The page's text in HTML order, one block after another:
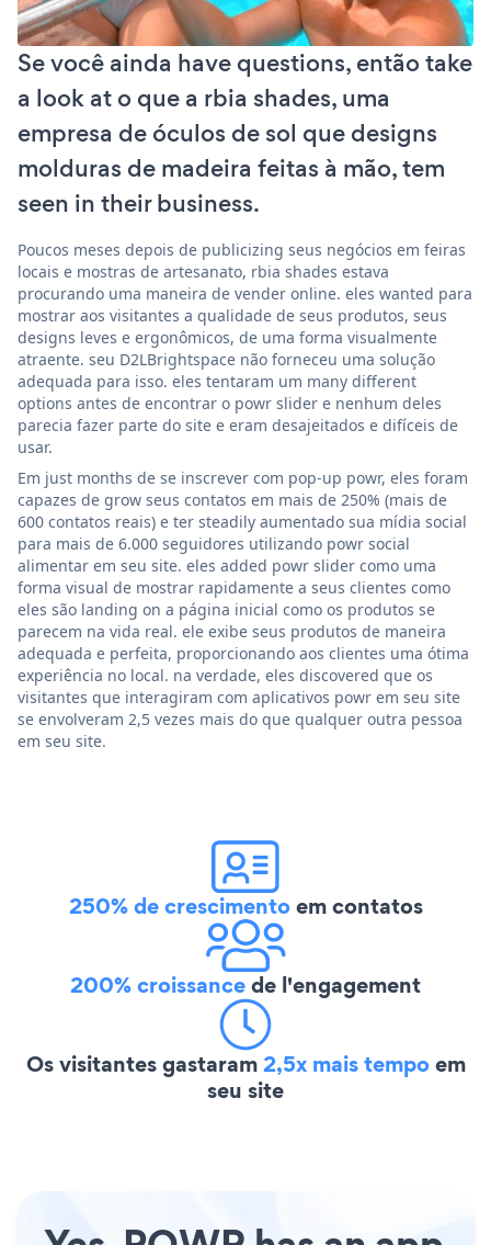
Se você ainda have questions, então take
a look at o que a rbia shades, uma
empresa de óculos de sol que designs
molduras de madeira feitas à mão, tem
seen in their business.
Poucos meses depois de publicizing seus negócios em feiras
locais e mostras de artesanato, rbia shades estava
procurando uma maneira de vender online. eles wanted para
mostrar aos visitantes a qualidade de seus produtos, seus
designs leves e ergonômicos, de uma forma visualmente
atraente. seu D2LBrightspace não forneceu uma solução
adequada para isso. eles tentaram um many different
options antes de encontrar o powr slider e nenhum deles
parecia fazer parte do site e eram desajeitados e difíceis de
usar.
Em just months de se inscrever com pop-up powr, eles foram
capazes de grow seus contatos em mais de 250% (mais de
600 contatos reais) e ter steadily aumentado sua mídia social
para mais de 6.000 seguidores utilizando powr social
alimentar em seu site. eles added powr slider como uma
forma visual de mostrar rapidamente a seus clientes como
eles são landing on a página inicial como os produtos se
parecem na vida real. ele exibe seus produtos de maneira
adequada e perfeita, proporcionando aos clientes uma ótima
experiência no local. na verdade, eles discovered que os
visitantes que interagiram com aplicativos powr em seu site
se envolveram 2,5 vezes mais do que qualquer outra pessoa
em seu site.
250% de crescimentoem contatos
200% croissancede l'engagement
Os visitantes gastaram2,5x mais tempoem
seu site